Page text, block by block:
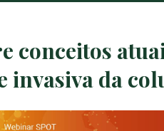
conceitos
invasiva da